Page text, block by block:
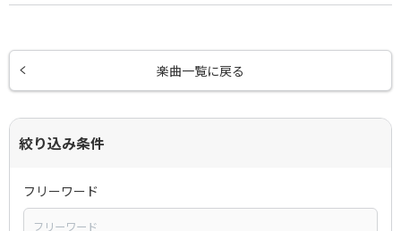
楽曲一覧に戻る
絞り込み条件
フリーワード